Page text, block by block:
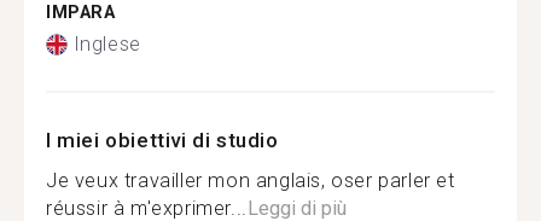
IMPARA
Inglese
I miei obiettivi di studio
Je veux travailler mon anglais, oser parler et
réussir à m'exprimer...Leggi di più